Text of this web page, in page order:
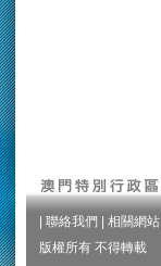
聯絡我們 相關網站
版權所有 不得轉載